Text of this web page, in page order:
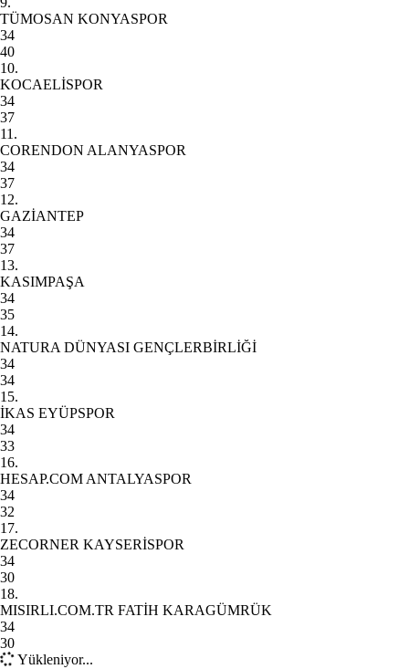
TÜMOSAN KONYASPOR
34
40
10.
KOCAELİSPOR
34
37
11.
CORENDON ALANYASPOR
34
37
12.
GAZİANTEP
34
37
13.
KASIMPAŞA
34
35
14.
NATURA DÜNYASI GENÇLERBİRLİĞİ
34
34
15.
İKAS EYÜPSPOR
34
33
16.
HESAP.COM ANTALYASPOR
34
32
17.
ZECORNER KAYSERİSPOR
34
30
18.
MISIRLI.COM.TR FATİH KARAGÜMRÜK
34
30
Yükleniyor...